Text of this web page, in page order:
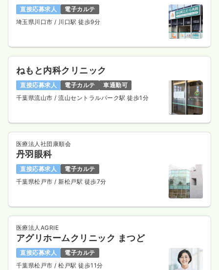
直接応募求人
電子カルテ
埼玉県川口市 / 川口駅 徒歩9分
ねもと内科クリニック
直接応募求人 電子カルテ
車通勤可
千葉県流山市 / 流山セントラルパーク駅 徒歩1分
医療法人社団康順会
丹羽眼科
直接応募求人
電子カルテ
千葉県松戸市 / 新松戸駅 徒歩7分
医療法人AGRIE
アグリホームクリニック まつど
直接応募求人
電子カルテ
千葉県松戸市 / 松戸駅 徒歩11分